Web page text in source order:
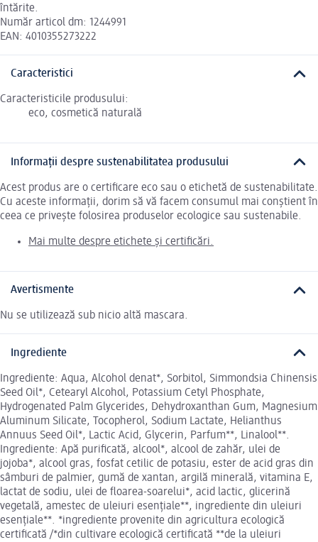
întărite.
Număr articol dm: 1244991
EAN: 4010355273222
Caracteristici
Caracteristicile produsului:
eco, cosmetică naturală
Informații despre sustenabilitatea produsului
Acest produs are o certificare eco sau o etichetă de sustenabilitate.
Cu aceste informații, dorim să vă facem consumul mai conștient în
ceea ce privește folosirea produselor ecologice sau sustenabile.
Mai multe despre etichete și certificări.
Avertismente
Nu se utilizează sub nicio altă mascara.
Ingrediente
Ingrediente: Aqua, Alcohol denat*, Sorbitol, Simmondsia Chinensis
Seed Oil*, Cetearyl Alcohol, Potassium Cetyl Phosphate,
Hydrogenated Palm Glycerides, Dehydroxanthan Gum, Magnesium
Aluminum Silicate, Tocopherol, Sodium Lactate, Helianthus
Annuus Seed Oil*, Lactic Acid, Glycerin, Parfum**, Linalool**.
Ingrediente: Apă purificată, alcool*, alcool de zahăr, ulei de
jojoba*, alcool gras, fosfat cetilic de potasiu, ester de acid gras din
sâmburi de palmier, gumă de xantan, argilă minerală, vitamina E,
lactat de sodiu, ulei de floarea-soarelui*, acid lactic, glicerină
vegetală, amestec de uleiuri esențiale**, ingrediente din uleiuri
esențiale**. *ingrediente provenite din agricultura ecologică
certificată /*din cultivare ecologică certificată **de la uleiuri